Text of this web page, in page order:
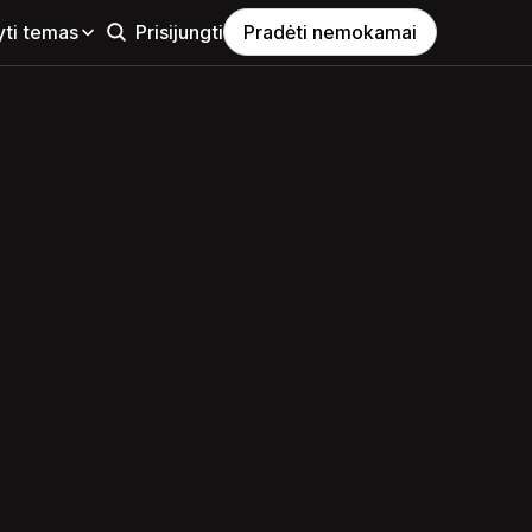
temas Prisijungti Pradėti nemokamai